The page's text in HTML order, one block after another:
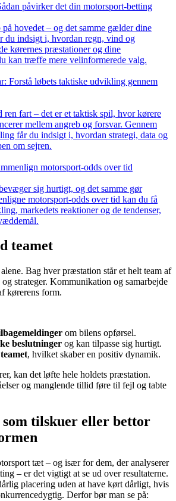
påvirker det din motorsport-betting
hovedet – og det samme gælder dine
du indsigt i, hvordan regn, vind og
kørernes præstationer og dine
kan træffe mere velinformerede valg.
Forstå løbets taktiske udvikling gennem
ren fart – det er et taktisk spil, hvor kørere
mellem angreb og forsvar. Gennem
får du indsigt i, hvordan strategi, data og
om sejren.
motorsport-odds over tid
sig hurtigt, og det samme gør
motorsport-odds over tid kan du få
markedets reaktioner og de tendenser,
teamet
Bag hver præstation står et helt team af
strateger. Kommunikation og samarbejde
kørerens form.
om bilens opførsel.
beslutninger og kan tilpasse sig hurtigt.
, hvilket skaber en positiv dynamik.
kan det løfte hele holdets præstation.
og manglende tillid føre til fejl og tabte
tilskuer eller bettor
tæt – og især for dem, der analyserer
– er det vigtigt at se ud over resultaterne.
placering uden at have kørt dårligt, hvis
Derfor bør man se på: